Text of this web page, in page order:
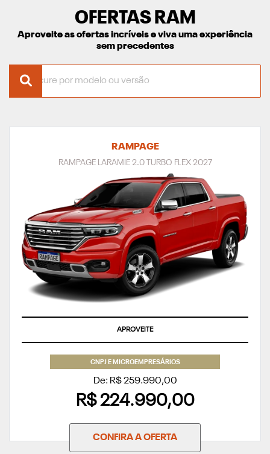
OFERTAS RAM
Aproveite as ofertas incríveis e viva uma experiência
sem precedentes
RAMPAGE
RAMPAGE LARAMIE 2.0 TURBO FLEX 2027
SUPERVALORIZAÇÃO DO SEU SEMINOVO OU TAXA ZERO
CNPJ E MICROEMPRESÁRIOS
De: R$ 259.990,00
R$ 224.990,00
CONFIRA A OFERTA